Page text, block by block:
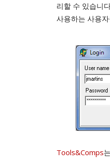
리할 수 있습니
사용하는 사용
Tools&Comps